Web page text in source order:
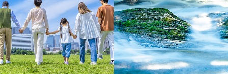
日）を掲載しました
2026年07月30日 お知らせ
「第28回 ジャパンインターナショナル シーフードショー」に出
展致します。
（10,471KB）